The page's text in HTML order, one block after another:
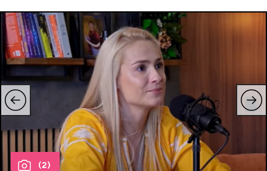
Evenimente
Emisiuni TV
Horoscop
Lifestyle
Celebrități
(2)